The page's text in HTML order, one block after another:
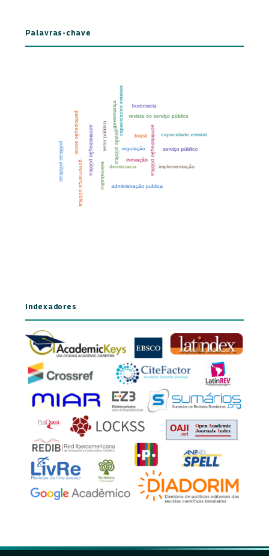
Palavras-chave
Indexadores